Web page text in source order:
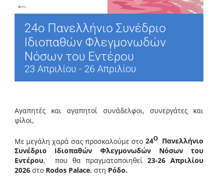
24o Πανελλήνιο Συνέδριο
Ιδιοπαθών Φλεγμονωδών
Νόσων του Εντέρου
23 Απριλίου - 26 Απριλίου
Αγαπητές και αγαπητοί συνάδελφοι, συνεργάτες και
φίλοι,
Με μεγάλη χαρά σας προσκαλούμε στο 24Ο
Πανελλήνιο
Συνέδριο Ιδιοπαθών Φλεγμονωδών Νόσων του
Εντέρου, που θα πραγματοποιηθεί23-26 Απριλίου
2026 στο Rodos Palace, στη Ρόδο.